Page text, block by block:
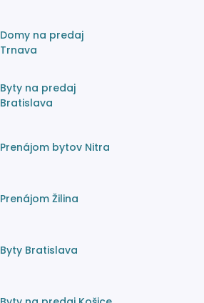
Domy na predaj
Trnava
Byty na predaj
Bratislava
Prenájom bytov Nitra
Prenájom Žilina
Byty Bratislava